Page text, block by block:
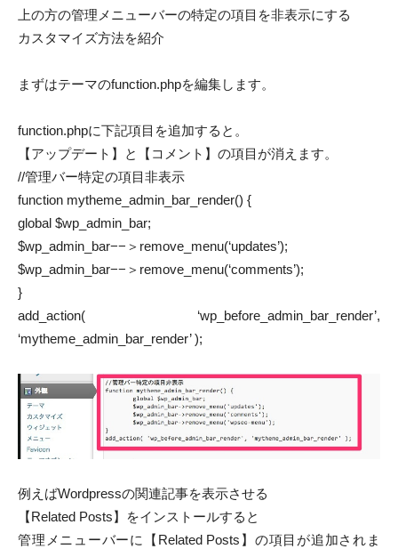
上の方の管理メニューバーの特定の項目を非表示にする
カスタマイズ方法を紹介
まずはテーマのfunction.phpを編集します。
function.phpに下記項目を追加すると。
【アップデート】と【コメント】の項目が消えます。
//管理バー特定の項目非表示
function mytheme_admin_bar_render() {
global $wp_admin_bar;
$wp_admin_bar−−＞remove_menu(‘updates’);
$wp_admin_bar−−＞remove_menu(‘comments’);
}
add_action( ‘wp_before_admin_bar_render’,
‘mytheme_admin_bar_render’ );
例えばWordpressの関連記事を表示させる
【Related Posts】をインストールすると
管理メニューバーに【Related Posts】の項目が追加されま